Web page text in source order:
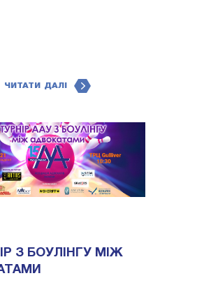
ЧИТАТИ ДАЛІ
З БОУЛІНГУ МІЖ